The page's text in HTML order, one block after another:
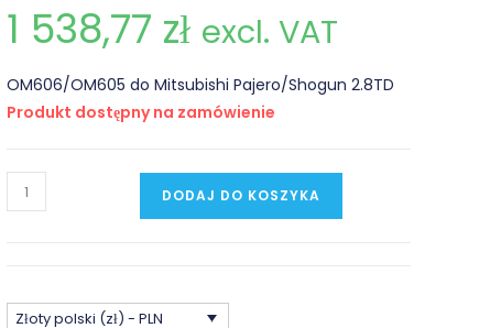
1 538,77 zł excl. VAT
OM606/OM605 do Mitsubishi Pajero/Shogun 2.8TD
Produkt dostępny na zamówienie
ilość
Koło
na
DODAJ DO KOSZYKA
Złoty polski (zł) - PLN